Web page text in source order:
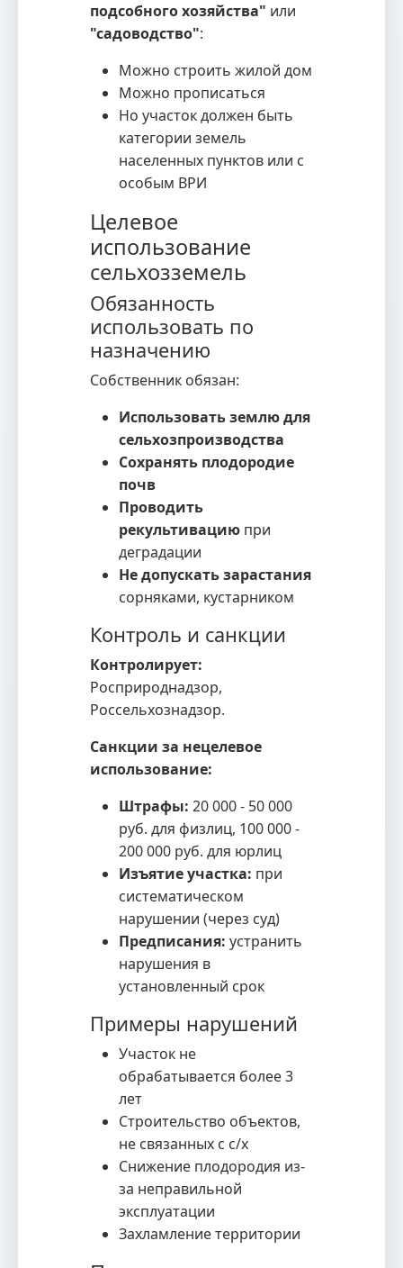
подсобного хозяйства" или
"садоводство":
Можно строить жилой дом
Можно прописаться
Но участок должен быть
категории земель
населенных пунктов или с
особым ВРИ
Целевое
использование
сельхозземель
Обязанность
использовать по
назначению
Собственник обязан:
Использовать землю для
сельхозпроизводства
Сохранять плодородие
почв
Проводить
рекультивацию при
деградации
Не допускать зарастания
сорняками, кустарником
Контроль и санкции
Контролирует:
Росприроднадзор,
Россельхознадзор.
Санкции за нецелевое
использование:
Штрафы: 20 000 - 50 000
руб. для физлиц, 100 000 -
200 000 руб. для юрлиц
Изъятие участка: при
систематическом
нарушении (через суд)
Предписания: устранить
нарушения в
установленный срок
Примеры нарушений
Участок не
обрабатывается более 3
лет
Строительство объектов,
не связанных с с/х
Снижение плодородия из-
за неправильной
эксплуатации
Захламление территории